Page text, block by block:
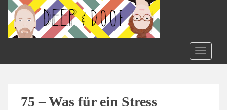
o
75 – Was für ein Stress